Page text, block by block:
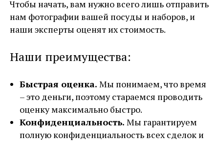
Чтобы начать, вам нужно всего лишь отправить
нам фотографии вашей посуды и наборов, и
наши эксперты оценят их стоимость.
Наши преимущества:
Быстрая оценка. Мы понимаем, что время
– это деньги, поэтому стараемся проводить
оценку максимально быстро.
Конфиденциальность. Мы гарантируем
полную конфиденциальность всех сделок и